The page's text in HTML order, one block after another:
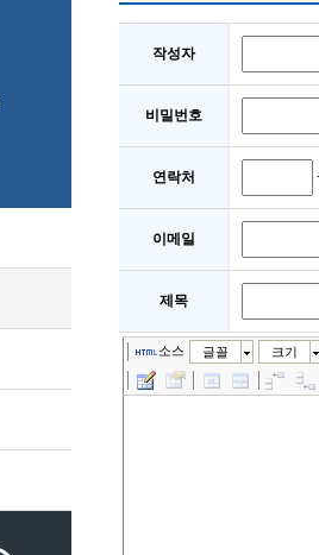
작성자
비밀번호
연락처
이메일
제목
소스 글꼴 크기